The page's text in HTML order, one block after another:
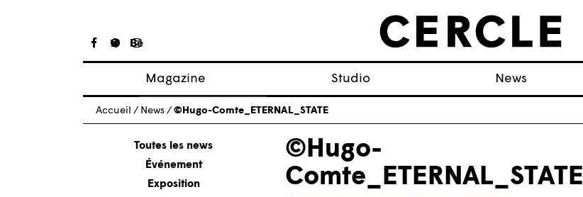
Magazine
Articles
À propos
Numéros
Studio News
Accueil / News / ©Hugo-Comte_ETERNAL_STATE
Toutes les news
Événement
Exposition
©Hugo-
Comte_ETERNAL_STATE